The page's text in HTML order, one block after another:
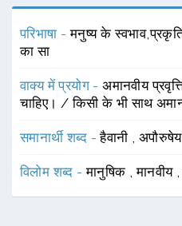
परिभाषा -मनुष्य के
का सा
वाक्य में प्रयोग -अमानवीय
चाहिए। / किसी के भी साथ
समानार्थी शब्द -हैवानी , अपौरुषेय
विलोम शब्द -मानुषिक ,मानवीय